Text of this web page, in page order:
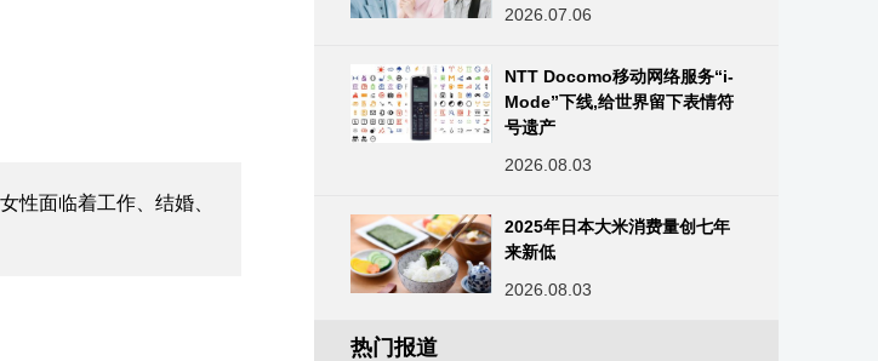
性面临着工作、结婚、
2026.07.06
NTT Docomo移动网络服务“i-
Mode”下线,给世界留下表情符
号遗产
2026.08.03
2025年日本大米消费量创七年
来新低
2026.08.03
热门报道